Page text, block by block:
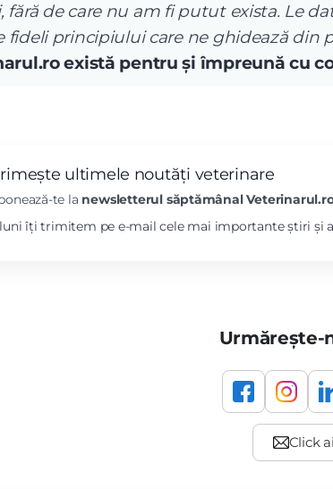
fără de care nu am fi putut exista. Le
fideli principiului care ne ghidează din
există pentru și împreună cu
ultimele noutăți veterinare
te la newsletterul săptămânal
îți trimitem pe e-mail cele mai importante știri și
Urmărește-